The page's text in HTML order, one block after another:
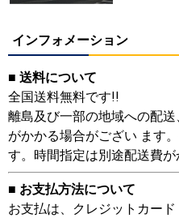
インフォメーション
■ 送料について
全国送料無料です!!
離島及び一部の地域への配
がかかる場合がござい ます
す。時間指定は別途配送費が
■ お支払方法について
お支払は、クレジットカー